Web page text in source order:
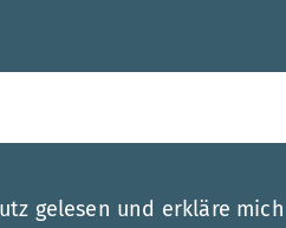
gelesen und erkläre